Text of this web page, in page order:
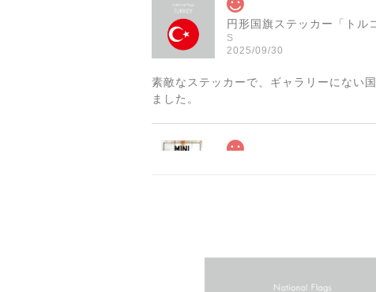
S
2025/09/30
素敵なステッカーで、ギャラリーにない
ました。